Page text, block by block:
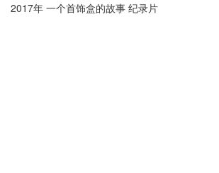
2017年 一个首饰盒的故事 纪录片